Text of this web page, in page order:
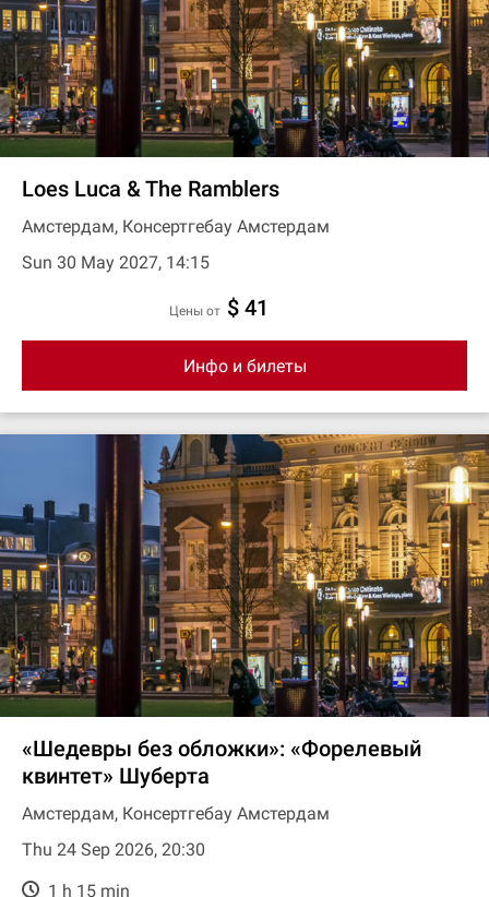
Loes Luca & The Ramblers
Амстердам, Консертгебау Амстердам
Sun 30 May 2027, 14:15
цены от $ 41
Инфо и билеты
«Шедевры без обложки»: «Форелевый
квинтет» Шуберта
Амстердам, Консертгебау Амстердам
Thu 24 Sep 2026, 20:30
1 h 15 min